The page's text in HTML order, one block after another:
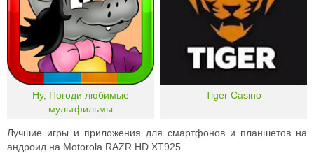
Ну, Погоди любимые
мультфильмы
Tiger Casino
Лучшие игры и приложения для смартфонов и планшетов на
андроид на Motorola RAZR HD XT925